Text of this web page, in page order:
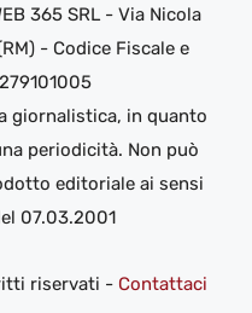
365 SRL - Via Nicola
- Codice Fiscale e
giornalistica, in quanto
periodicità. Non può
editoriale ai sensi
07.03.2001
riservati - Contattaci